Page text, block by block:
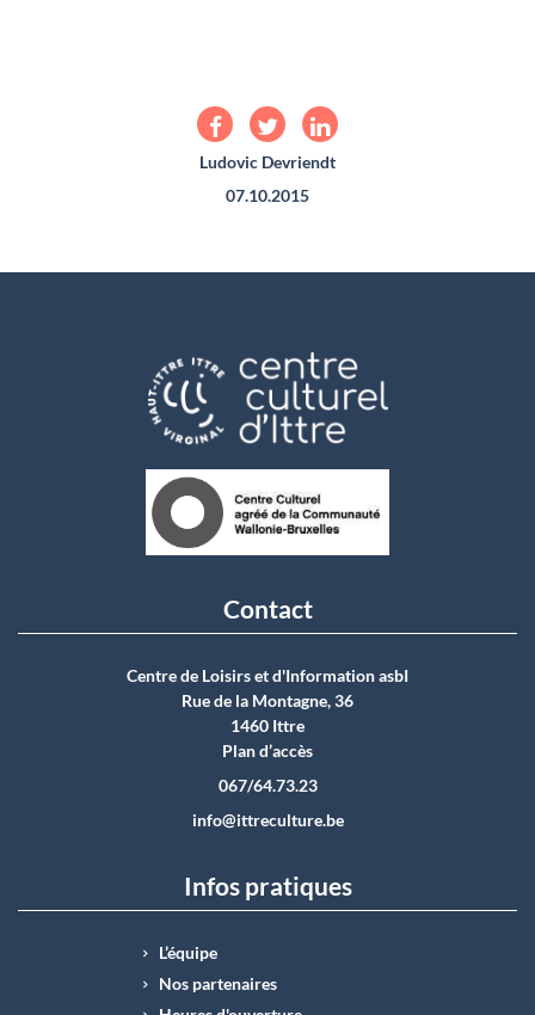
Ludovic Devriendt
07.10.2015
Contact
Centre de Loisirs et d'Information asbI
Rue de la Montagne, 36
1460 Ittre
Plan d’accès
067/64.73.23
info@ittreculture.be
Infos pratiques
L’équipe
Nos partenaires